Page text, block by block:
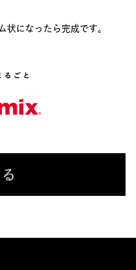
状になったら完成です。